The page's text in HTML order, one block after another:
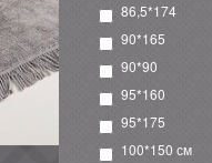
86,5*174
90*165
90*90
95*160
95*175
100*150 см